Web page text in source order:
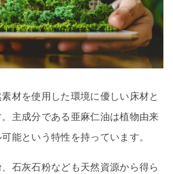
材を使用した環境に優しい床材と
主成分である亜麻仁油は植物由来
能という特性を持っています。
石灰石粉なども天然資源から得ら